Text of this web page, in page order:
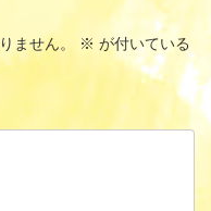
ません。 ※ が付いている